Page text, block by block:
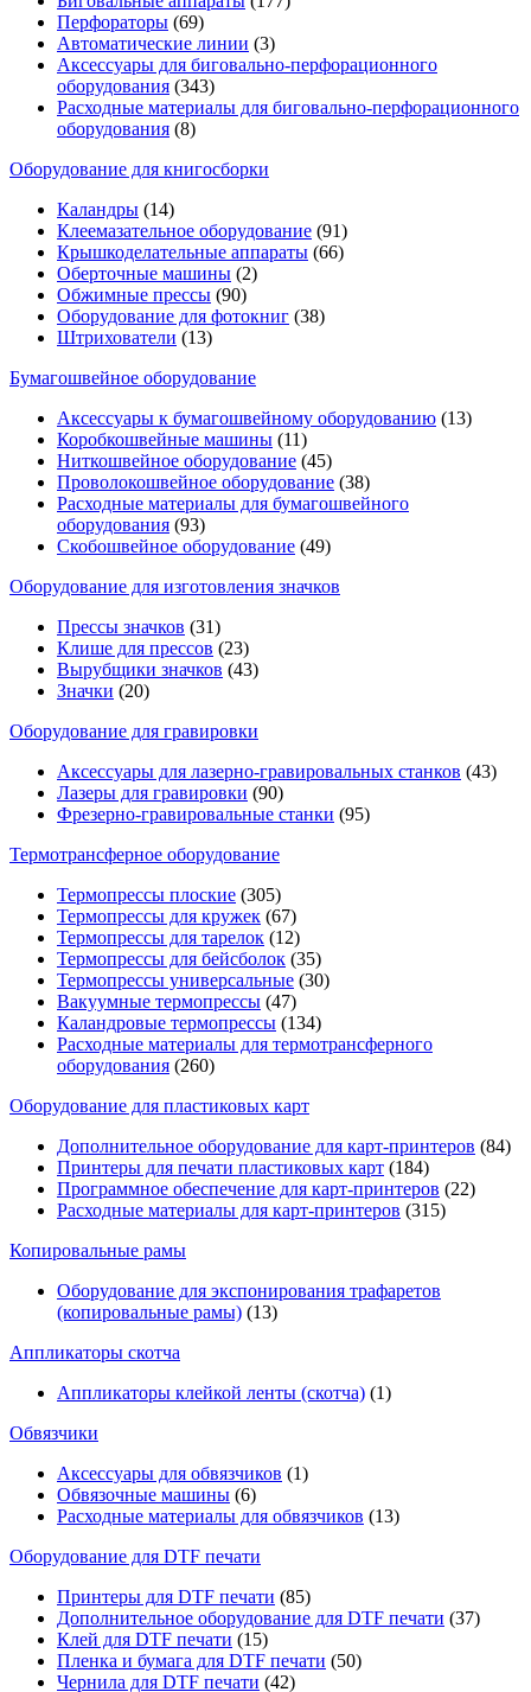
Перфораторы (69)
Автоматические линии (3)
Аксессуары для биговально-перфорационного
оборудования (343)
Расходные материалы для биговально-перфорационного
оборудования (8)
Оборудование для книгосборки
Каландры (14)
Клеемазательное оборудование (91)
Крышкоделательные аппараты (66)
Оберточные машины (2)
Обжимные прессы (90)
Оборудование для фотокниг (38)
Штрихователи (13)
Бумагошвейное оборудование
Аксессуары к бумагошвейному оборудованию (13)
Коробкошвейные машины (11)
Ниткошвейное оборудование (45)
Проволокошвейное оборудование (38)
Расходные материалы для бумагошвейного
оборудования (93)
Скобошвейное оборудование (49)
Оборудование для изготовления значков
Прессы значков (31)
Клише для прессов (23)
Вырубщики значков (43)
Значки (20)
Оборудование для гравировки
Аксессуары для лазерно-гравировальных станков (43)
Лазеры для гравировки (90)
Фрезерно-гравировальные станки (95)
Термотрансферное оборудование
Термопрессы плоские (305)
Термопрессы для кружек (67)
Термопрессы для тарелок (12)
Термопрессы для бейсболок (35)
Термопрессы универсальные (30)
Вакуумные термопрессы (47)
Каландровые термопрессы (134)
Расходные материалы для термотрансферного
оборудования (260)
Оборудование для пластиковых карт
Дополнительное оборудование для карт-принтеров (84)
Принтеры для печати пластиковых карт (184)
Программное обеспечение для карт-принтеров (22)
Расходные материалы для карт-принтеров (315)
Копировальные рамы
Оборудование для экспонирования трафаретов
(копировальные рамы) (13)
Аппликаторы скотча
Аппликаторы клейкой ленты (скотча) (1)
Обвязчики
Аксессуары для обвязчиков (1)
Обвязочные машины (6)
Расходные материалы для обвязчиков (13)
Оборудование для DTF печати
Принтеры для DTF печати (85)
Дополнительное оборудование для DTF печати (37)
Клей для DTF печати (15)
Пленка и бумага для DTF печати (50)
Чернила для DTF печати (42)